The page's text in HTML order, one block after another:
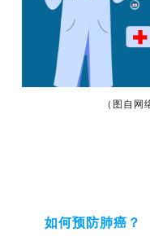
（图自网
如何预防肺癌？